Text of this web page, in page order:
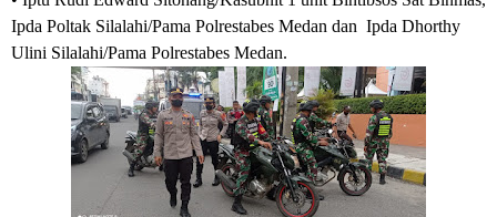
Ipda Poltak Silalahi/Pama Polrestabes Medan dan Ipda Dhorthy
Ulini Silalahi/Pama Polrestabes Medan.